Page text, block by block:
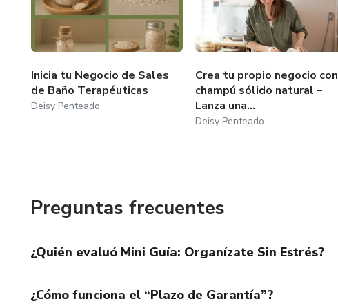
Inicia tu Negocio de Sales
de Baño Terapéuticas
Deisy Penteado
Crea tu propio negocio con
champú sólido natural –
Lanza una...
Deisy Penteado
Preguntas frecuentes
¿Quién evaluó Mini Guía: Organízate Sin Estrés?
¿Cómo funciona el “Plazo de Garantía”?